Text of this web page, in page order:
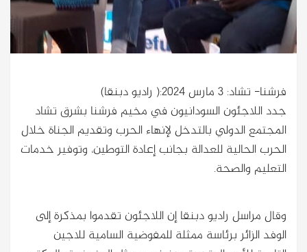
فرشنا- تشاد: 3 مارس 2024:( راديو دبنقا)
جدد اللاجئون السودانيون في مخيم فرشنا بشرق تشاد
المجتمع الدولي بالتدخل لإنهاء الحرب وتقديم الجناة خلال
الحرب الحالية للعدالة بجانب إعادة التوطين، وتوفير خدمات
التعليم والصحة.
وقال مراسل راديو دبنقا إن اللاجئون تقدموا بمذكرة إلى
الوفد الزائر برئاسة ممثلة للمفوضية السامية للاجين